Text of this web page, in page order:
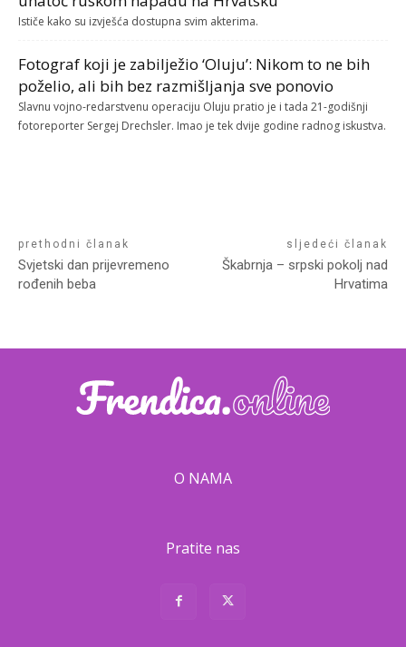
Ističe kako su izvješća dostupna svim akterima.
Fotograf koji je zabilježio ‘Oluju’: Nikom to ne bih
poželio, ali bih bez razmišljanja sve ponovio
Slavnu vojno-redarstvenu operaciju Oluju pratio je i tada 21-godišnji
fotoreporter Sergej Drechsler. Imao je tek dvije godine radnog iskustva.
prethodni članak
Svjetski dan prijevremeno
rođenih beba
sljedeći članak
Škabrnja – srpski pokolj nad
Hrvatima
O NAMA
Pratite nas